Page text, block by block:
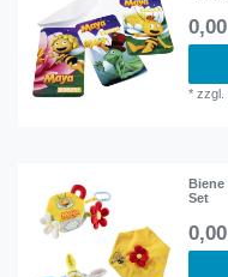
*zzgl.
Biene
Set